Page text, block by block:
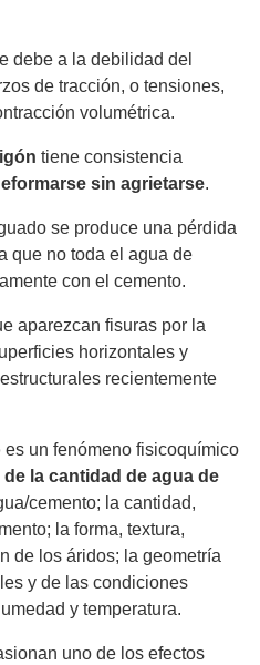
debe a la debilidad del
de tracción, o tensiones,
volumétrica.
tiene consistencia
sin agrietarse.
se produce una pérdida
que no toda el agua de
con el cemento.
aparezcan fisuras por la
horizontales y
recientemente
es un fenómeno fisicoquímico
la cantidad de agua de
cemento; la cantidad,
la forma, textura,
de los áridos; la geometría
y de las condiciones
y temperatura.
uno de los efectos